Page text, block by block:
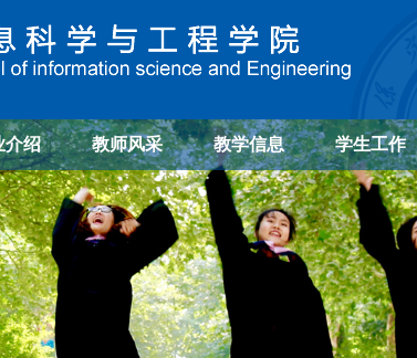
介绍 教师风采 教学信息 学生工作